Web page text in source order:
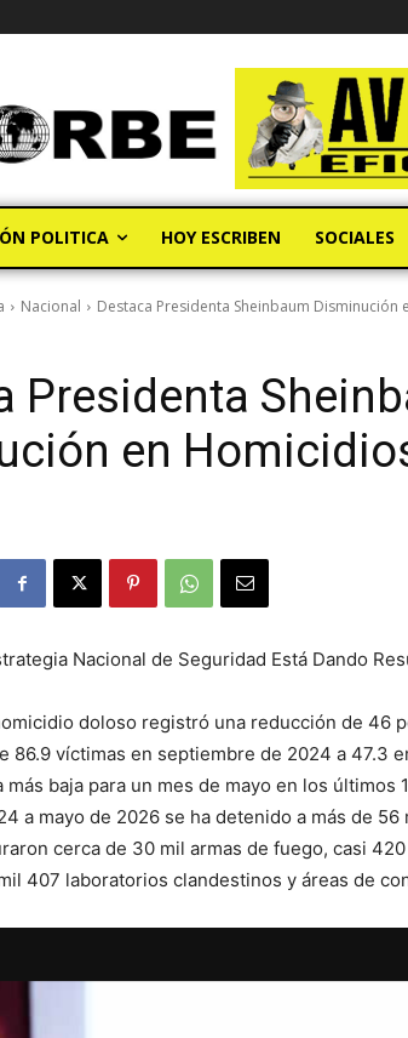
POLITICA HOY ESCRIBEN SOCIALES
Nacional Destaca Presidenta Sheinbaum
Presidenta
en
Nacional de Seguridad Está Dando
doloso registró una reducción de 46
86.9 víctimas en septiembre de 2024 a 47.3
baja para un mes de mayo en los últimos
a mayo de 2026 se ha detenido a más de
cerca de 30 mil armas de fuego, casi
407 laboratorios clandestinos y áreas de